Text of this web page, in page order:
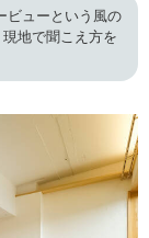
ビューという風の
地で聞こえ方を